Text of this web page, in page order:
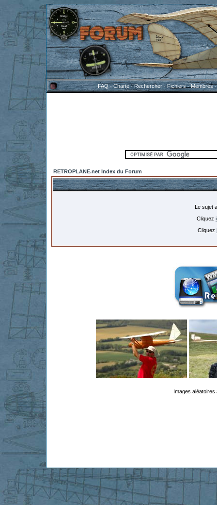
FAQ-Charte-Rechercher-Fichiers-Membres
RETROPLANE.net Index du Forum
Le sujet
Cliquez
Cliquez
Images aléatoires